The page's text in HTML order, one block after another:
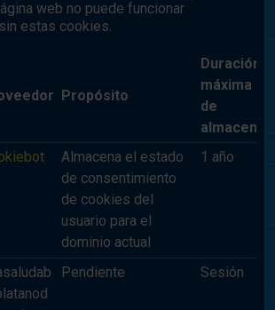
web no puede funcionar
estas cookies.
Propósito
Duración
máxima
de
Almacena el estado
de consentimiento
de cookies del
usuario para el
dominio actual
1 año
Pendiente Sesión